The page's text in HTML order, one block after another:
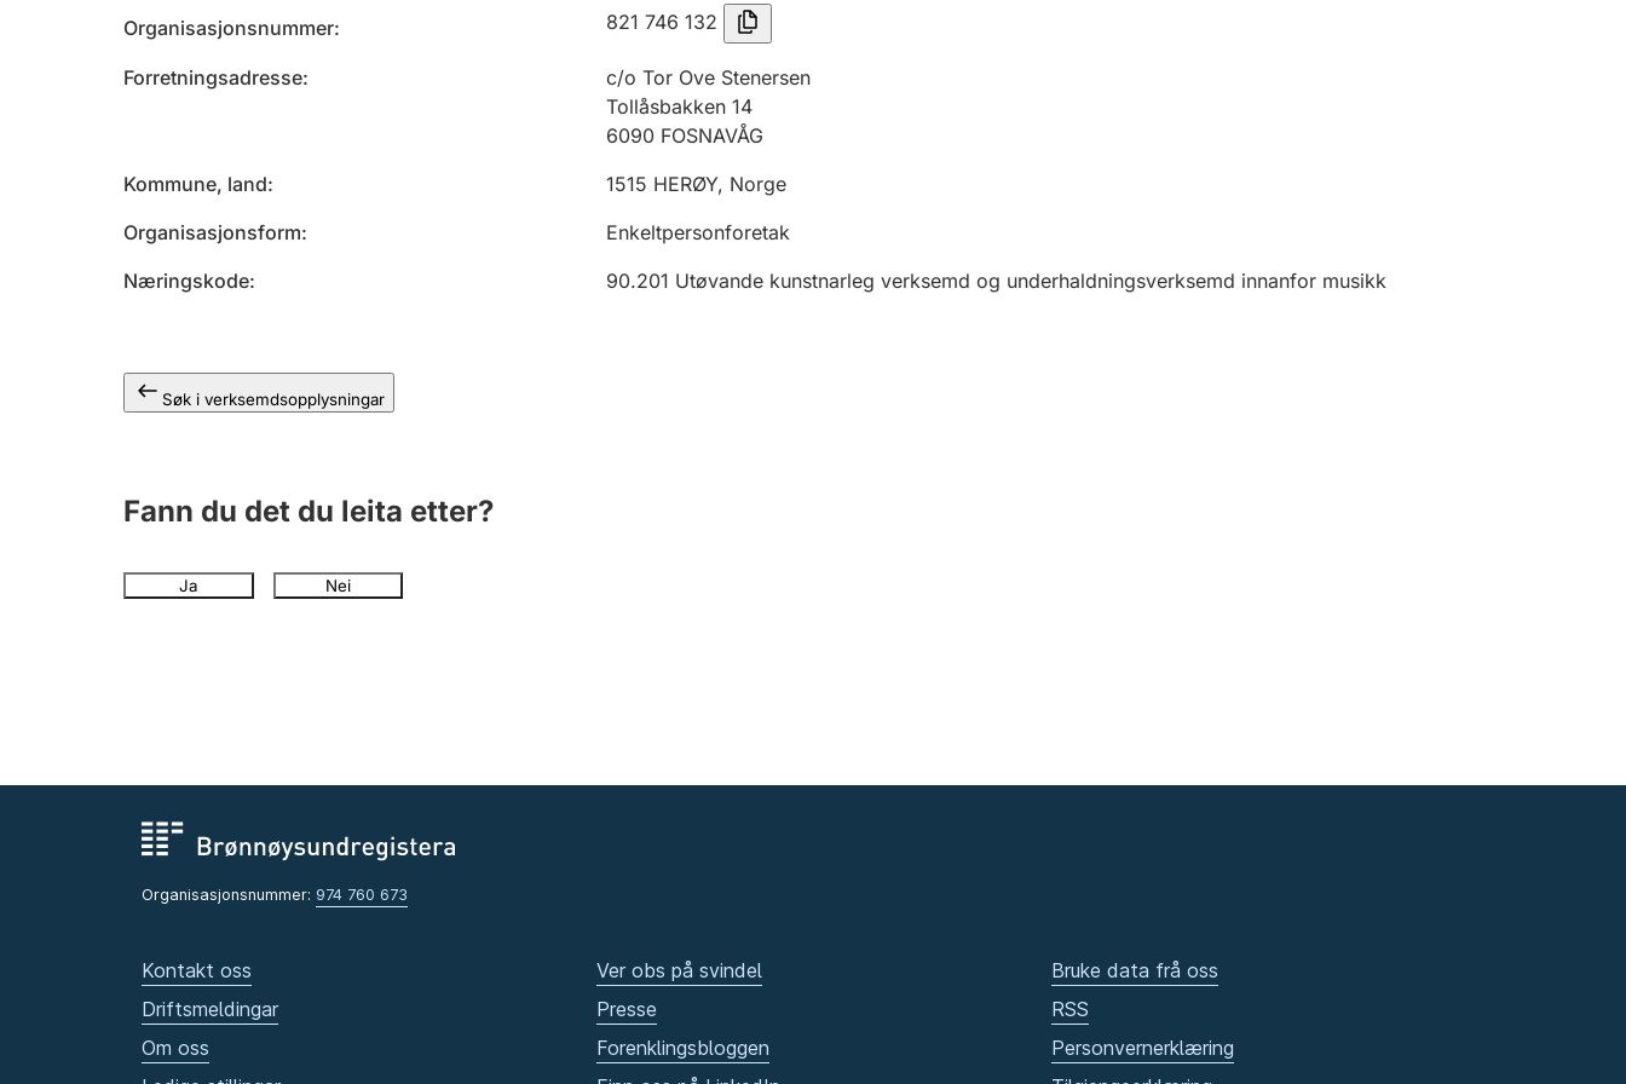
Organisasjonsnummer 821 746 132
Forretningsadresse
c/o Tor Ove Stenersen
Tollåsbakken 14
6090 FOSNAVÅG
Kommune, land
1515 HERØY, Norge
Organisasjonsform
Enkeltpersonforetak
Næringskode
90.201 Utøvande kunstnarleg verksemd og underhaldningsverksemd innanfor musikk
Søk i verksemdsopplysningar
Fann du det du leita etter?
Ja Nei
Organisasjonsnummer: 974 760 673
Kontakt oss
Driftsmeldingar
Om oss
Ver obs på svindel
Presse
Forenklingsbloggen
Bruke data frå oss
RSS
Personvernerklæring